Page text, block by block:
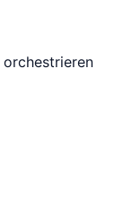
orchestrieren